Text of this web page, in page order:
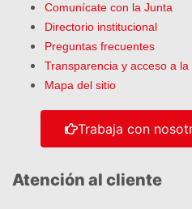
Comunícate con la Junta
Directorio institucional
Preguntas frecuentes
Transparencia y acceso a
Mapa del sitio
Trabaja con
Atención al cliente